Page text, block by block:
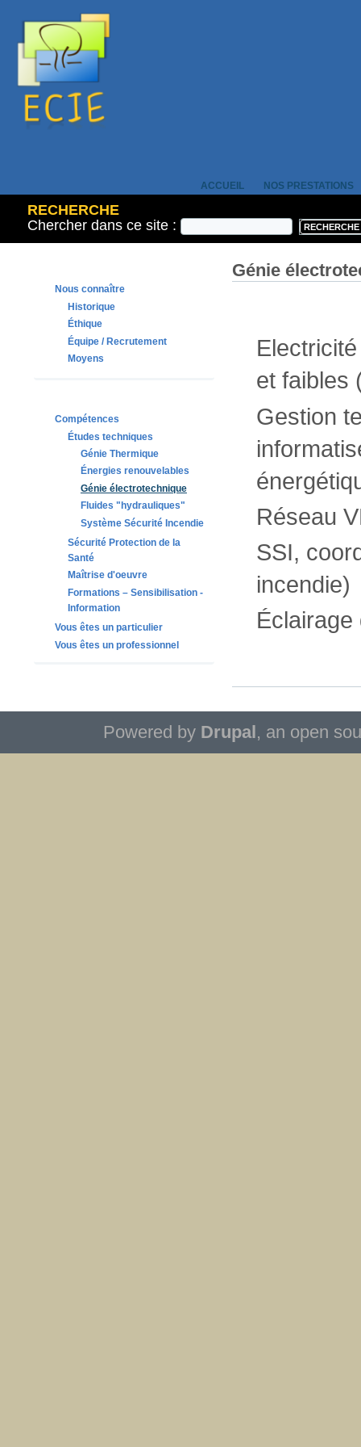
ACCUEIL NOS PRESTATIONS
RECHERCHE
Chercher dans ce site :
Nous connaître
Historique
Éthique
Équipe / Recrutement
Moyens
Compétences
Études techniques
Génie Thermique
Énergies renouvelables
Génie électrotechnique
Fluides "hydrauliques"
Système Sécurité Incendie
Sécurité Protection de la
Santé
Maîtrise d'oeuvre
Formations – Sensibilisation -
Information
Vous êtes un particulier
Vous êtes un professionnel
Génie
et faibles
Gestion
Réseau
SSI,
incendie)
Powered by Drupal, an open